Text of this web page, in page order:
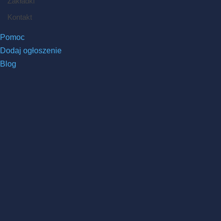
Kontakt
Pomoc
Dodaj ogłoszenie
Blog